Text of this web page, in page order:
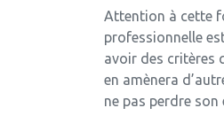
Attention à cette
professionnelle
avoir des critères
en amènera
ne pas perdre